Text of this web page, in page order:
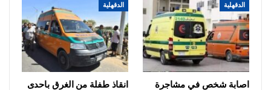
الدقهلية
اصابة شخص في مشاجرة
الدقهلية
انقاذ طفلة من الغرق باحدى